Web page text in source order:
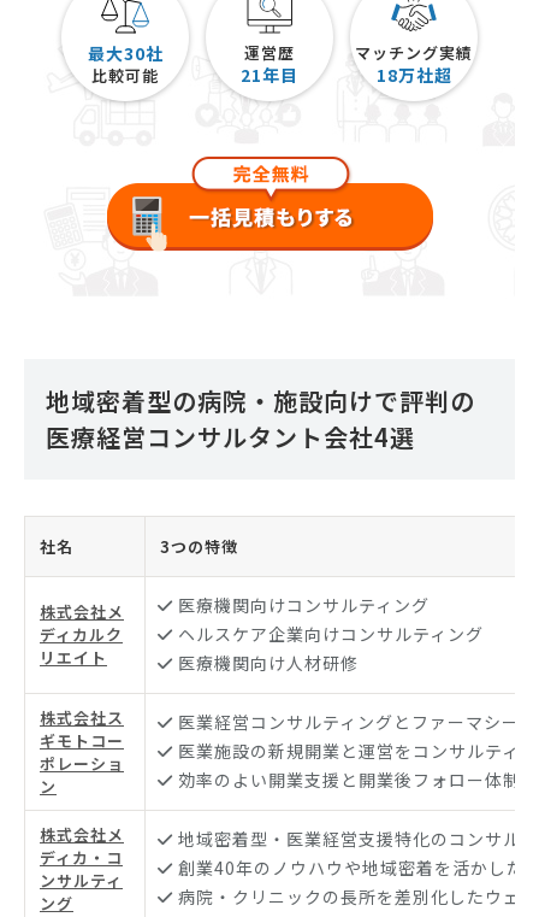
最大30社
比較可能
運営歴
21年目
マッチング実績
18万社超
地域密着型の病院・施設向けで評判の
医療経営コンサルタント会社4選
社名 3つの特徴
株式会社メ
ディカルク
リエイト
医療機関向けコンサルティング
ヘルスケア企業向けコンサルティング
医療機関向け人材研修
株式会社ス
ギモトコー
ポレーショ
ン
医業経営コンサルティングとファーマシー
医業施設の新規開業と運営をコンサルティ
効率のよい開業支援と開業後フォロー体制
株式会社メ
ディカ・コ
ンサルティ
ング
地域密着型・医業経営支援特化のコンサル
創業40年のノウハウや地域密着を活かした
病院・クリニックの長所を差別化したウェ